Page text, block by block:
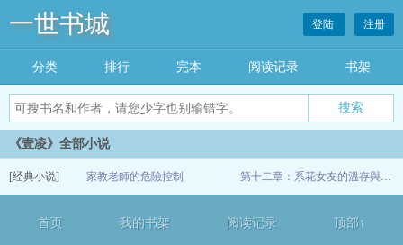
一世书城 登陆 注册
分类 排行 完本 阅读记录 书架
《壹凌》全部小说
[经典小说] 家教老師的危險控制 第十二章：系花女友的溫存與心不在焉的假面
首页 我的书架 阅读记录 顶部↑